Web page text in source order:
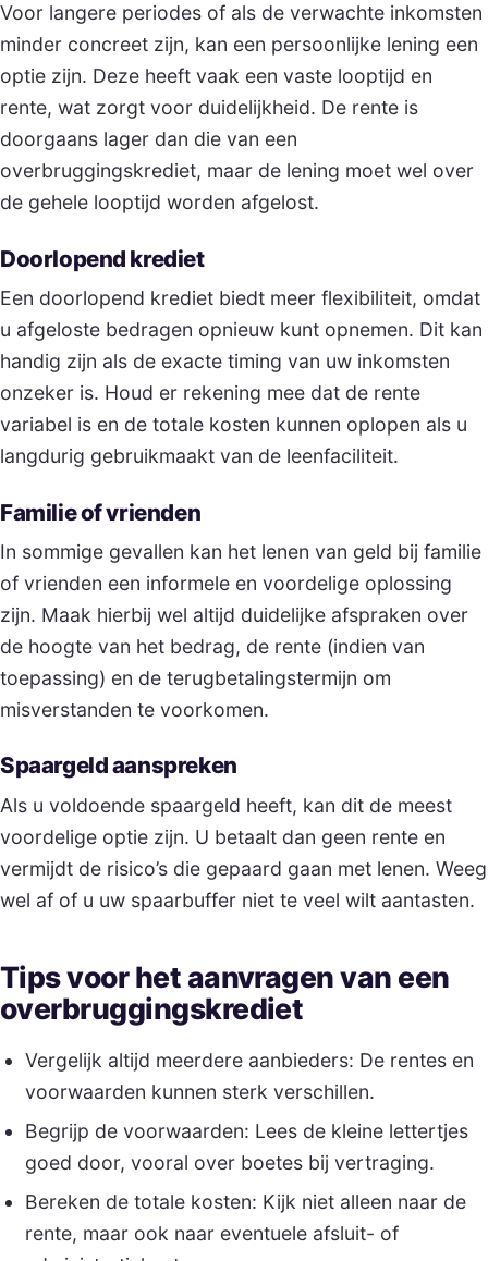
Voor langere periodes of als de verwachte inkomsten
minder concreet zijn, kan een persoonlijke lening een
optie zijn. Deze heeft vaak een vaste looptijd en
rente, wat zorgt voor duidelijkheid. De rente is
doorgaans lager dan die van een
overbruggingskrediet, maar de lening moet wel over
de gehele looptijd worden afgelost.
Doorlopend krediet
Een doorlopend krediet biedt meer flexibiliteit, omdat
u afgeloste bedragen opnieuw kunt opnemen. Dit kan
handig zijn als de exacte timing van uw inkomsten
onzeker is. Houd er rekening mee dat de rente
variabel is en de totale kosten kunnen oplopen als u
langdurig gebruikmaakt van de leenfaciliteit.
Familie of vrienden
In sommige gevallen kan het lenen van geld bij familie
of vrienden een informele en voordelige oplossing
zijn. Maak hierbij wel altijd duidelijke afspraken over
de hoogte van het bedrag, de rente (indien van
toepassing) en de terugbetalingstermijn om
misverstanden te voorkomen.
Spaargeld aanspreken
Als u voldoende spaargeld heeft, kan dit de meest
voordelige optie zijn. U betaalt dan geen rente en
vermijdt de risico’s die gepaard gaan met lenen. Weeg
wel af of u uw spaarbuffer niet te veel wilt aantasten.
Tips voor het aanvragen van een
overbruggingskrediet
Vergelijk altijd meerdere aanbieders: De rentes en
voorwaarden kunnen sterk verschillen.
Begrijp de voorwaarden: Lees de kleine lettertjes
goed door, vooral over boetes bij vertraging.
Bereken de totale kosten: Kijk niet alleen naar de
rente, maar ook naar eventuele afsluit- of